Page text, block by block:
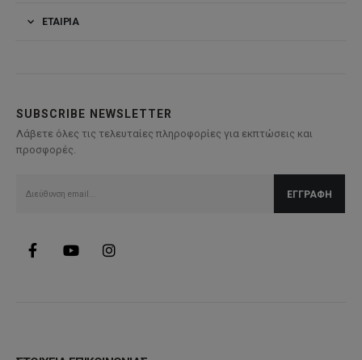
ΕΤΑΙΡΊΑ
SUBSCRIBE NEWSLETTER
Λάβετε όλες τις τελευταίες πληροφορίες για εκπτώσεις και
προσφορές.